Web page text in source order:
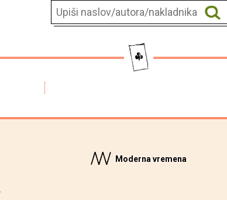
Moderna vremena